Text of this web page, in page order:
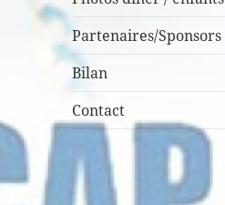
Partenaires/Sponsors
Bilan
Contact